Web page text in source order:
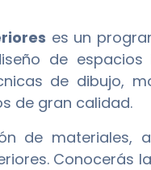
es un
de espacios
de dibujo,
de gran calidad.
de materiales,
Conocerás